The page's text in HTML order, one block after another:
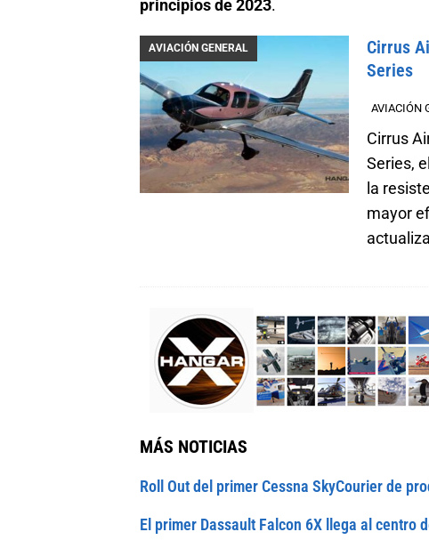
principios de 2023.
AVIACIÓN GENERAL
Cirrus
Series
AVIACIÓN
Cirrus
Series,
la
mayor
MÁS NOTICIAS
Roll Out del primer Cessna SkyCourier de
El primer Dassault Falcon 6X llega al centro